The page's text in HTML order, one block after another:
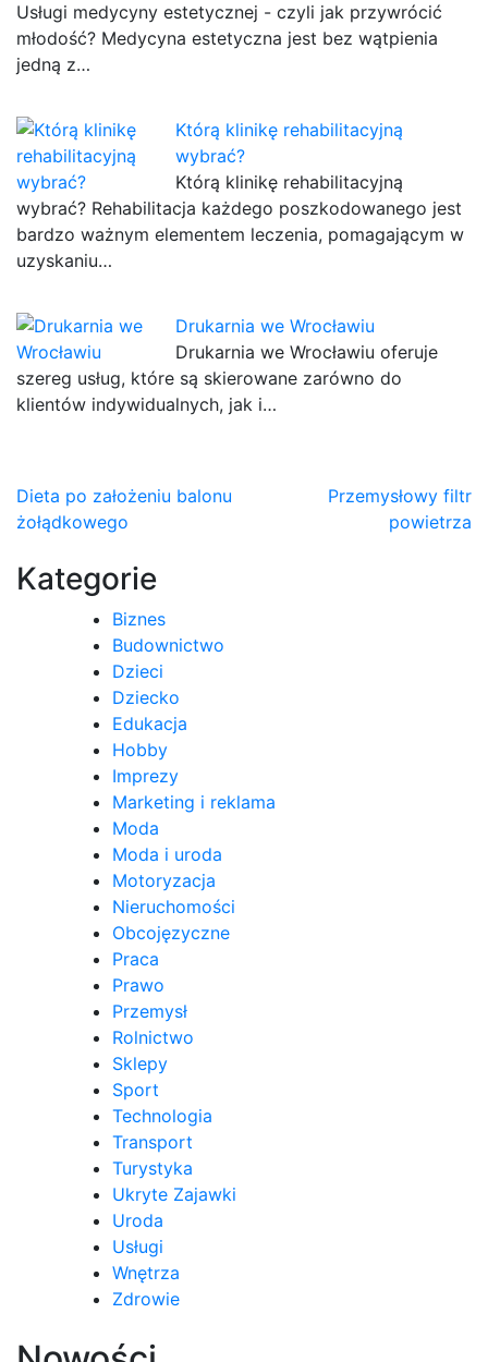
Usługi medycyny estetycznej - czyli jak przywrócić
młodość? Medycyna estetyczna jest bez wątpienia
jedną z…
Którą klinikę rehabilitacyjną
wybrać?
Którą klinikę rehabilitacyjną
wybrać? Rehabilitacja każdego poszkodowanego jest
bardzo ważnym elementem leczenia, pomagającym w
uzyskaniu…
Drukarnia we Wrocławiu
Drukarnia we Wrocławiu oferuje
szereg usług, które są skierowane zarówno do
klientów indywidualnych, jak i…
Nawigacja
wpisu
Dieta po założeniu balonu
żołądkowego
Przemysłowy filtr
powietrza
Kategorie
Biznes
Budownictwo
Dzieci
Dziecko
Edukacja
Hobby
Imprezy
Marketing i reklama
Moda
Moda i uroda
Motoryzacja
Nieruchomości
Obcojęzyczne
Praca
Prawo
Przemysł
Rolnictwo
Sklepy
Sport
Technologia
Transport
Turystyka
Ukryte Zajawki
Uroda
Usługi
Wnętrza
Zdrowie